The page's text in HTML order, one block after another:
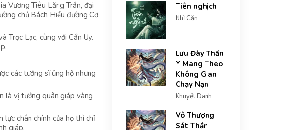
Vương Tiêu Lăng Trần, đại
chủ Bách Hiểu đường Cơ
Trọc Lạc, cùng với Cẩn Uy.
các tướng sĩ ủng hộ nhưng
là vị tướng quân giáp vàng
lực chân chính của họ thì chỉ
giáp.
Tiên nghịch
Nhĩ Căn
Lưu Đày Thần
Y Mang Theo
Không Gian
Chạy Nạn
Khuyết Danh
Vô Thượng
Sát Thần